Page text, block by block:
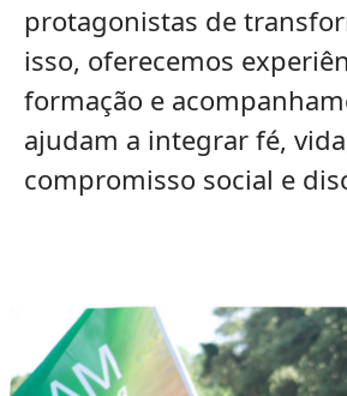
protagonistas de
isso, oferecemos
formação e
ajudam a integrar fé,
compromisso social e